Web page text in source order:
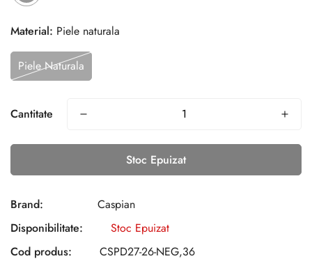
Material: Piele naturala
Piele Naturala
Cantitate
Stoc Epuizat
Brand:
Caspian
Disponibilitate:
Stoc Epuizat
Cod produs:
CSPD27-26-NEG,36